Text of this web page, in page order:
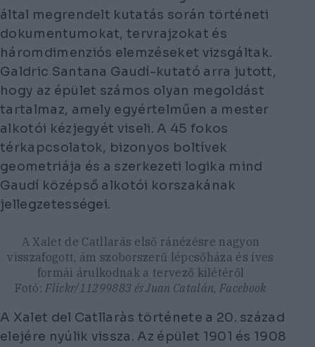
által megrendelt kutatás során történeti
dokumentumokat, tervrajzokat és
háromdimenziós elemzéseket vizsgáltak.
Galdric Santana Gaudí-kutató arra jutott,
hogy az épület számos olyan megoldást
tartalmaz, amely egyértelműen a mester
alkotói kézjegyét viseli. A 45 fokos
térkapcsolatok, bizonyos boltívek
geometriája és a szerkezeti logika mind
Gaudí középső alkotói korszakának
jellegzetességei.
A Xalet de Catllarás első ránézésre nagyon
visszafogott, ám szoborszerű lépcsőháza és íves
formái árulkodnak a tervező kilétéről
Fotó:Flickr/11299883 és Juan Catalán, Facebook
A Xalet del Catllaràs története a 20. század
elejére nyúlik vissza. Az épület 1901 és 1908